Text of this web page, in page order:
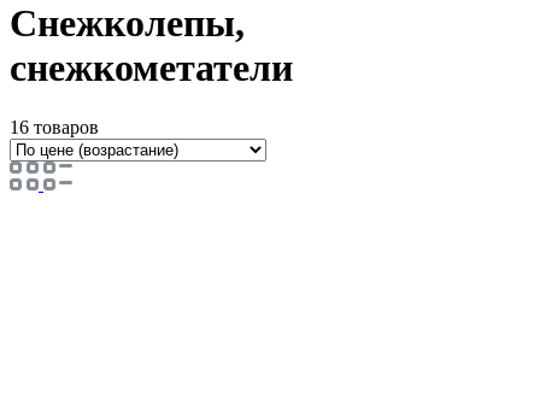
Снежколепы,
снежкометатели
16 товаров